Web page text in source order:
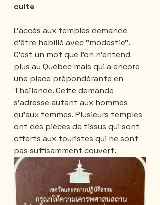
culte
L'accès aux temples demande
d'être habillé avec "modestie".
C'est un mot que l'on n'entend
plus au Québec mais qui a encore
une place prépondérante en
Thaïlande. Cette demande
s'adresse autant aux hommes
qu'aux femmes. Plusieurs temples
ont des pièces de tissus qui sont
offerts aux touristes qui ne sont
pas suffisamment couvert.